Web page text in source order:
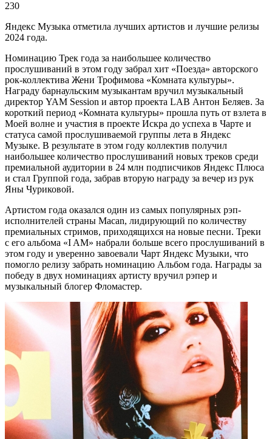
230
Яндекс Музыка отметила лучших артистов и лучшие релизы
2024 года.
Номинацию Трек года за наибольшее количество
прослушиваний в этом году забрал хит «Поезда» авторского
рок-коллектива Жени Трофимова «Комната культуры».
Награду барнаульским музыкантам вручил музыкальный
директор YAM Session и автор проекта LAB Антон Беляев. За
короткий период «Комната культуры» прошла путь от взлета в
Моей волне и участия в проекте Искра до успеха в Чарте и
статуса самой прослушиваемой группы лета в Яндекс
Музыке. В результате в этом году коллектив получил
наибольшее количество прослушиваний новых треков среди
премиальной аудитории в 24 млн подписчиков Яндекс Плюса
и стал Группой года, забрав вторую награду за вечер из рук
Яны Чуриковой.
Артистом года оказался один из самых популярных рэп-
исполнителей страны Macan, лидирующий по количеству
премиальных стримов, приходящихся на новые песни. Треки
с его альбома «I AM» набрали больше всего прослушиваний в
этом году и уверенно завоевали Чарт Яндекс Музыки, что
помогло релизу забрать номинацию Альбом года. Награды за
победу в двух номинациях артисту вручил рэпер и
музыкальный блогер Фломастер.